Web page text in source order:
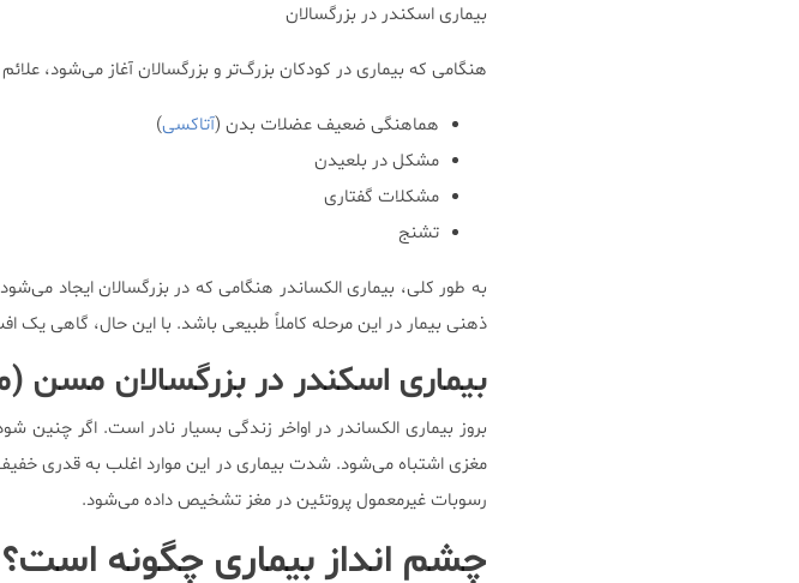
بیماری اسکندر در بزرگسالان
هنگامی که بیماری در کودکان بزرگ‌تر و بزرگسالان آغاز می‌شود،
هماهنگی ضعیف عضلات بدن (آتاکسی)
مشکل در بلعیدن
مشکلات گفتاری
تشنج
به طور کلی، بیماری الکساندر هنگامی که در بزرگسالان ایجاد
ذهنی بیمار در این مرحله کاملاً طبیعی باشد. با این حال، گاهی
بیماری اسکندر در بزرگسالان مسن
بروز بیماری الکساندر در اواخر زندگی بسیار نادر است. اگر چنین
مغزی اشتباه می‌شود. شدت بیماری در این موارد اغلب به قدری
رسوبات غیرمعمول پروتئین در مغز تشخیص داده می‌شود.
چشم انداز بیماری چگونه است؟